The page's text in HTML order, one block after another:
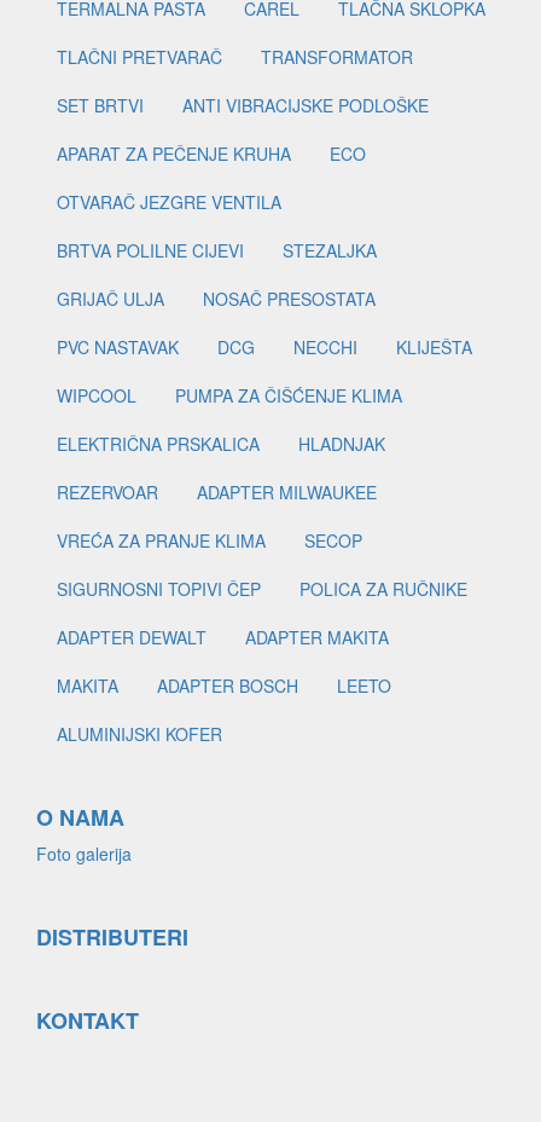
TERMALNA PASTA
CAREL
TLAČNA SKLOPKA
TLAČNI PRETVARAČ
TRANSFORMATOR
SET BRTVI
ANTI VIBRACIJSKE PODLOŠKE
APARAT ZA PEČENJE KRUHA
ECO
OTVARAČ JEZGRE VENTILA
BRTVA POLILNE CIJEVI
STEZALJKA
GRIJAČ ULJA
NOSAČ PRESOSTATA
PVC NASTAVAK
DCG NECCHI
KLIJEŠTA
WIPCOOL
PUMPA ZA ČIŠĆENJE KLIMA
ELEKTRIČNA PRSKALICA
HLADNJAK
REZERVOAR
ADAPTER MILWAUKEE
VREĆA ZA PRANJE KLIMA
SECOP
SIGURNOSNI TOPIVI ČEP
POLICA ZA RUČNIKE
ADAPTER DEWALT
ADAPTER MAKITA
MAKITA
ADAPTER BOSCH
LEETO
ALUMINIJSKI KOFER
O NAMA
Foto galerija
DISTRIBUTERI
KONTAKT